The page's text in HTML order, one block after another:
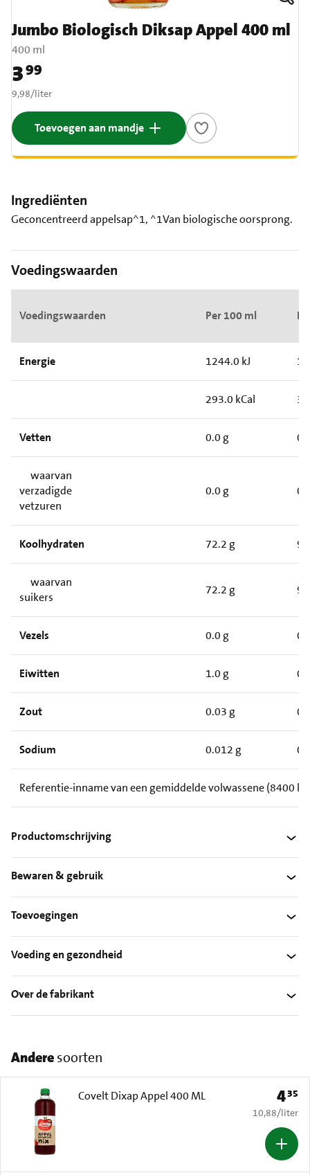
Jumbo Biologisch Diksap Appel 400 ml
400 ml
Prijs: € 3,99
399
€ 9,98 per liter
9,98/liter
Toevoegen aan mandje
Ingrediënten
Geconcentreerd appelsap^1, ^1Van biologische oorsprong.
Voedingswaarden
Voedingswaarden Per 100 ml
Energie 1244.0 kJ
293.0 kCal
Vetten 0.0 g
waarvan
verzadigde
vetzuren
0.0 g
Koolhydraten 72.2 g
waarvan
suikers
72.2 g
Vezels 0.0 g
Eiwitten 1.0 g
Zout 0.03 g
Sodium 0.012 g
Referentie-inname van een gemiddelde volwassene (8400
Productomschrijving
Bewaren & gebruik
Toevoegingen
Voeding en gezondheid
Over de fabrikant
Anderesoorten
Covelt Dixap Appel 400 ML Prijs:
435
€ 10,88 per
10,88/liter